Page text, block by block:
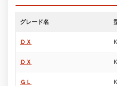
グレード名
ＤＸ
ＤＸ
ＧＬ